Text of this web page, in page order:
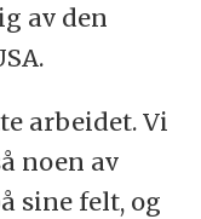
av den
arbeidet. Vi
noen av
sine felt, og